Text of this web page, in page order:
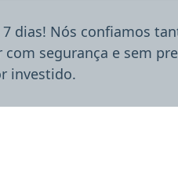
7 dias! Nós confiamos
segurança e sem
investido.